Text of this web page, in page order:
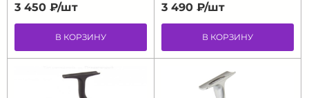
3 450 ₽/шт
В КОРЗИНУ
3 490 ₽/шт
В КОРЗИНУ